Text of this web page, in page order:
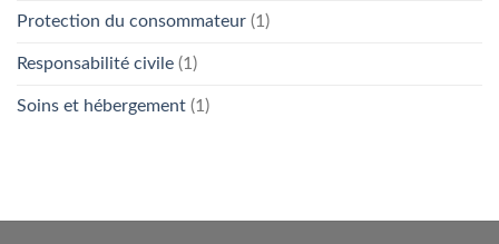
Protection du consommateur (1)
Responsabilité civile (1)
Soins et hébergement (1)